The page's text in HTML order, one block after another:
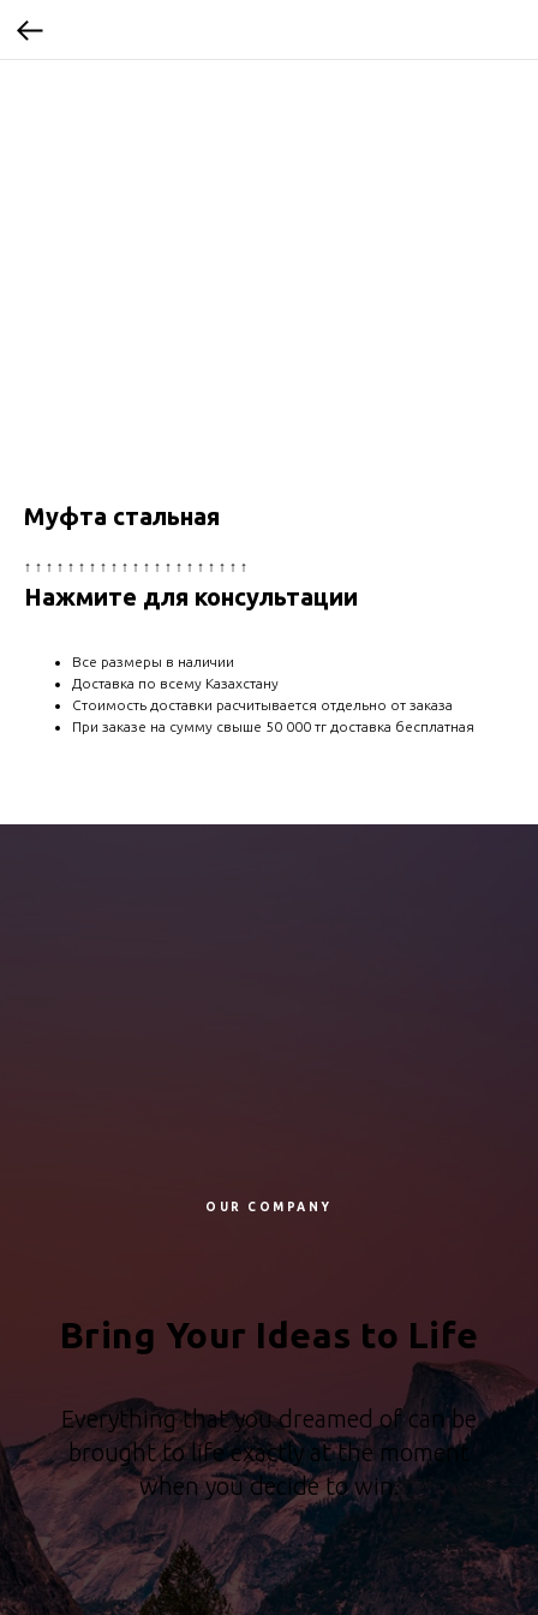
Муфта стальная
↑ ↑ ↑ ↑ ↑ ↑ ↑ ↑ ↑ ↑ ↑ ↑ ↑ ↑ ↑ ↑ ↑ ↑ ↑ ↑ ↑
Нажмите для консультации
Все размеры в наличии
Доставка по всему Казахстану
Стоимость доставки расчитывается отдельно от заказа
При заказе на сумму свыше 50 000 тг доставка бесплатная
OUR COMPANY
Bring Your Ideas to Life
Everything that you dreamed of can be
brought to life exactly at the moment
when you decide to win.